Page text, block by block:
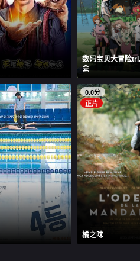
数码宝贝大冒险
会
0.0分
正片
橘之味